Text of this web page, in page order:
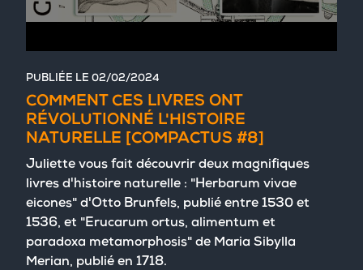
PUBLIÉE LE 02/02/2024
COMMENT CES LIVRES ONT
RÉVOLUTIONNÉ L'HISTOIRE
NATURELLE [COMPACTUS #8]
Juliette vous fait découvrir deux magnifiques
livres d'histoire naturelle : "Herbarum vivae
eicones" d'Otto Brunfels, publié entre 1530 et
1536, et "Erucarum ortus, alimentum et
paradoxa metamorphosis" de Maria Sibylla
Merian, publié en 1718.